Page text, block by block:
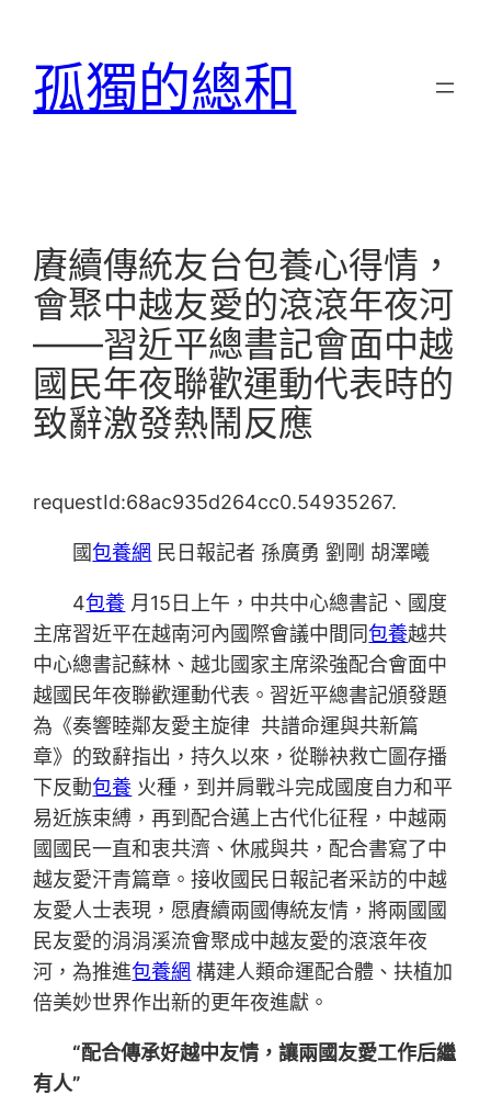
孤獨的總和
賡續傳統友台包養心得情，
會聚中越友愛的滾滾年夜河
——習近平總書記會面中越
國民年夜聯歡運動代表時的
致辭激發熱鬧反應
requestId:68ac935d264cc0.54935267.
國包養網 民日報記者 孫廣勇 劉剛 胡澤曦
4包養 月15日上午，中共中心總書記、國度
主席習近平在越南河內國際會議中間同包養越共
中心總書記蘇林、越北國家主席梁強配合會面中
越國民年夜聯歡運動代表。習近平總書記頒發題
為《奏響睦鄰友愛主旋律 共譜命運與共新篇
章》的致辭指出，持久以來，從聯袂救亡圖存播
下反動包養 火種，到并肩戰斗完成國度自力和平
易近族束縛，再到配合邁上古代化征程，中越兩
國國民一直和衷共濟、休戚與共，配合書寫了中
越友愛汗青篇章。接收國民日報記者采訪的中越
友愛人士表現，愿賡續兩國傳統友情，將兩國國
民友愛的涓涓溪流會聚成中越友愛的滾滾年夜
河，為推進包養網 構建人類命運配合體、扶植加
倍美妙世界作出新的更年夜進獻。
“配合傳承好越中友情，讓兩國友愛工作后繼
有人”